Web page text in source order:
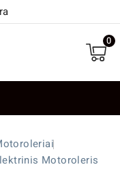
0
Motoroleris